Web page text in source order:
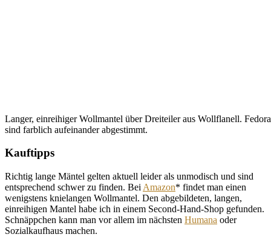
Langer, einreihiger Wollmantel über Dreiteiler aus Wollflanell.
sind farblich aufeinander abgestimmt.
Kauftipps
Richtig lange Mäntel gelten aktuell leider als unmodisch und sind
entsprechend schwer zu finden. Bei Amazon* findet man einen
wenigstens knielangen Wollmantel. Den abgebildeten, langen,
einreihigen Mantel habe ich in einem Second-Hand-Shop gefunden.
Schnäppchen kann man vor allem im nächsten Humana oder
Sozialkaufhaus machen.